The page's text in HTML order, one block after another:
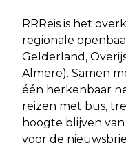
RRReis is het
regionale
Gelderland,
Almere). Samen
één herkenbaar
reizen met bus,
hoogte blijven
voor de